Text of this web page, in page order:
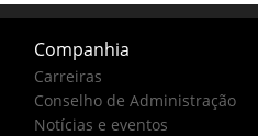
Companhia
Carreiras
Conselho de Administração
Notícias e eventos